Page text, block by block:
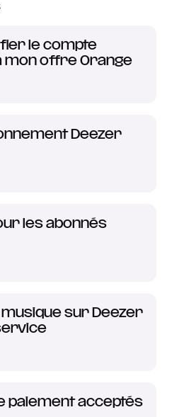
le compte
mon offre Orange
Deezer
les abonnés
sur Deezer
paiement acceptés